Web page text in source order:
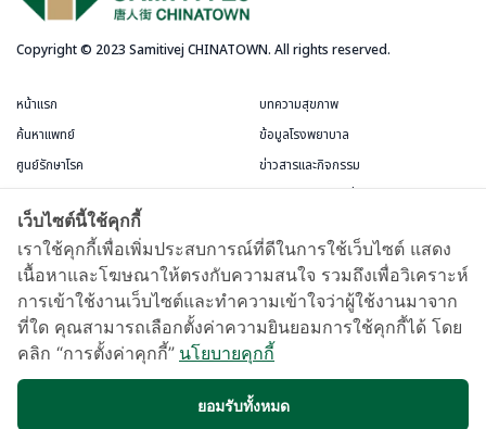
Copyright © 2023 Samitivej CHINATOWN. All rights reserved.
หน้าแรก
ค้นหาแพทย์
ศูนย์รักษาโรค
ข้อกำหนดและการใช้งาน
บทความสุขภาพ
ข้อมูลโรงพยาบาล
ข่าวสารและกิจกรรม
บัตรสมาชิกชีววัฒนะ
แผนที่และการเดินทาง
Samitivej Virtual Hospital
เว็บไซต์นี้ใช้คุกกี้
เราใช้คุกกี้เพื่อเพิ่มประสบการณ์ที่ดีในการใช้เว็บไซต์ แสดง
เนื้อหาและโฆษณาให้ตรงกับความสนใจ รวมถึงเพื่อวิเคราะห์
การเข้าใช้งานเว็บไซต์และทำความเข้าใจว่าผู้ใช้งานมาจาก
ที่ใด คุณสามารถเลือกตั้งค่าความยินยอมการใช้คุกกี้ได้ โดย
คลิก “การตั้งค่าคุกกี้” นโยบายคุกกี้
ยอมรับทั้งหมด